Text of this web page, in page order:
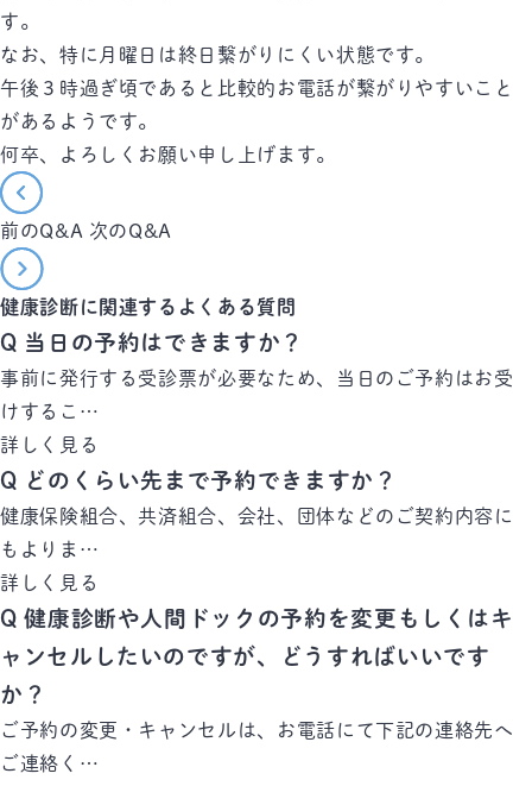
す。
なお、特に月曜日は終日繋がりにくい状態です。
午後３時過ぎ頃であると比較的お電話が繋がりやすいこと
があるようです。
何卒、よろしくお願い申し上げます。
前のQ&A 次のQ&A
健康診断に関連するよくある質問
Q 当日の予約はできますか？
事前に発行する受診票が必要なため、当日のご予約はお受
けするこ…
詳しく見る
Q どのくらい先まで予約できますか？
健康保険組合、共済組合、会社、団体などのご契約内容に
もよりま…
詳しく見る
Q 健康診断や人間ドックの予約を変更もしくはキ
ャンセルしたいのですが、どうすればいいです
か？
ご予約の変更・キャンセルは、お電話にて下記の連絡先へ
ご連絡く…